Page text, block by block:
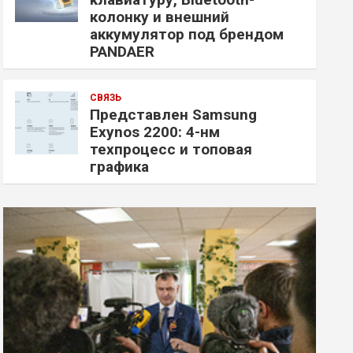
колонку и внешний
аккумулятор под брендом
PANDAER
СВЯЗЬ
Представлен Samsung
Exynos 2200: 4-нм
техпроцесс и топовая
графика